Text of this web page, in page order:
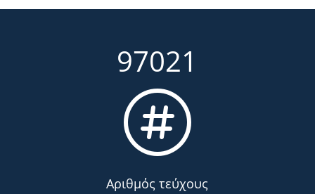
97021

Αριθμός τεύχους